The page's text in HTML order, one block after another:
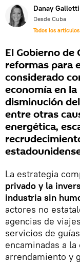
Danay
Desde Cuba
Todos los artículos
El Gobierno de
reformas para
considerado
economía en
disminución
entre otras
energética,
La estrategia
privado y la
industria sin
actores no
agencias de
servicios de
encaminadas a
arrendamiento y